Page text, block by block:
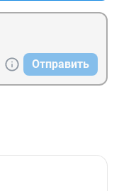
Отправить